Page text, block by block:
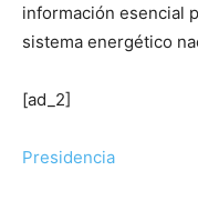
información esencial
sistema energético
[ad_2]
Presidencia